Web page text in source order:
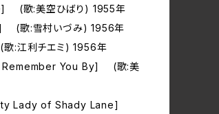
(歌:美空ひばり) 1955年
(歌:雪村いづみ) 1956年
:江利チエミ) 1956年
Remember You By] (歌:美
Lady of Shady Lane]